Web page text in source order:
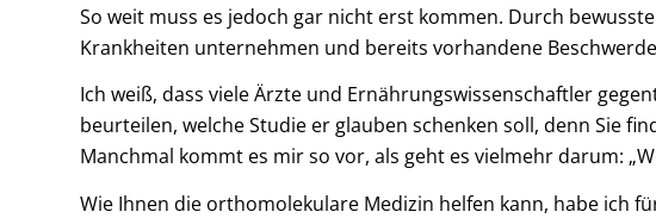
So weit muss es jedoch gar nicht erst kommen. Durch
Krankheiten unternehmen und bereits vorhandene
Ich weiß, dass viele Ärzte und Ernährungswissenschaftler
beurteilen, welche Studie er glauben schenken soll, denn Sie
Manchmal kommt es mir so vor, als geht es vielmehr darum:
Wie Ihnen die orthomolekulare Medizin helfen kann, habe ich